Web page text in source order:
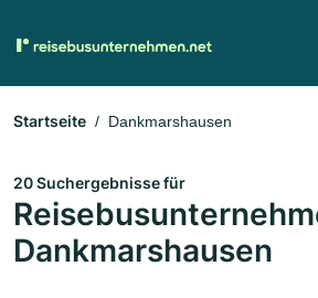
Startseite Dankmarshausen
20 Suchergebnisse für
Dankmarshausen